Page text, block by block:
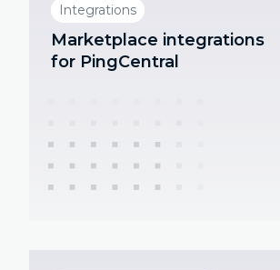
Integrations
Marketplace integrations
for PingCentral